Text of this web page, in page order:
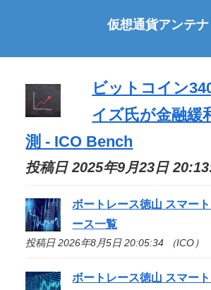
仮想通貨アンテナ
ビットコイン
イズ氏が金融緩
測 - ICO Bench
投稿日 2025年9月23日
ボートレース徳山 スマー
ース一覧
投稿日 2026年8月5日 20:05:34 （ICO）
ボートレース徳山 スマー